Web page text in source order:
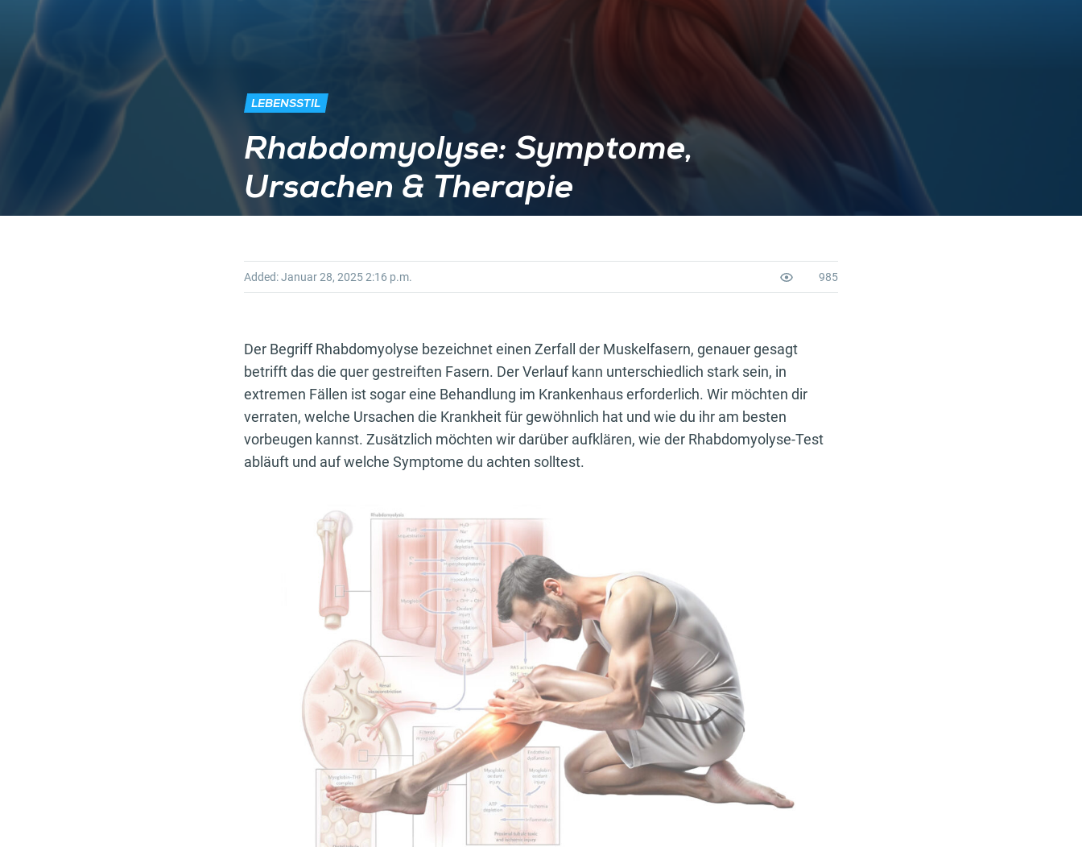
LEBENSSTIL
Rhabdomyolyse: Symptome,
Ursachen & Therapie
Added:Januar 28, 20252:16 p.m. 985
Der Begriff Rhabdomyolyse bezeichnet einen Zerfall der Muskelfasern, genauer gesagt
betrifft das die quer gestreiften Fasern. Der Verlauf kann unterschiedlich stark sein, in
extremen Fällen ist sogar eine Behandlung im Krankenhaus erforderlich. Wir möchten dir
verraten, welche Ursachen die Krankheit für gewöhnlich hat und wie du ihr am besten
vorbeugen kannst. Zusätzlich möchten wir darüber aufklären, wie der Rhabdomyolyse-Test
abläuft und auf welche Symptome du achten solltest.